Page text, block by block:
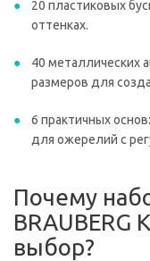
20 пластиковых
оттенках.
40 металлических
размеров для
6 практичных
для ожерелий с
Почему
BRAUBERG
выбор?